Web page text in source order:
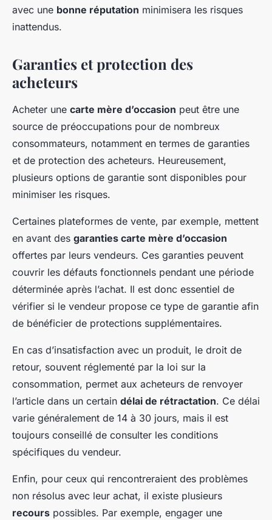
avec une bonne réputation minimisera les risques
inattendus.
Garanties et protection des
acheteurs
Acheter une carte mère d’occasion peut être une
source de préoccupations pour de nombreux
consommateurs, notamment en termes de garanties
et de protection des acheteurs. Heureusement,
plusieurs options de garantie sont disponibles pour
minimiser les risques.
Certaines plateformes de vente, par exemple, mettent
en avant des garanties carte mère d’occasion
offertes par leurs vendeurs. Ces garanties peuvent
couvrir les défauts fonctionnels pendant une période
déterminée après l’achat. Il est donc essentiel de
vérifier si le vendeur propose ce type de garantie afin
de bénéficier de protections supplémentaires.
En cas d’insatisfaction avec un produit, le droit de
retour, souvent réglementé par la loi sur la
consommation, permet aux acheteurs de renvoyer
l’article dans un certain délai de rétractation. Ce délai
varie généralement de 14 à 30 jours, mais il est
toujours conseillé de consulter les conditions
spécifiques du vendeur.
Enfin, pour ceux qui rencontreraient des problèmes
non résolus avec leur achat, il existe plusieurs
recours possibles. Par exemple, engager une